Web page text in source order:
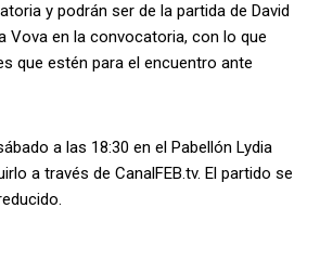
y podrán ser de la partida de David
Vova en la convocatoria, con lo que
que estén para el encuentro ante
a las 18:30 en el Pabellón Lydia
a través de CanalFEB.tv. El partido se